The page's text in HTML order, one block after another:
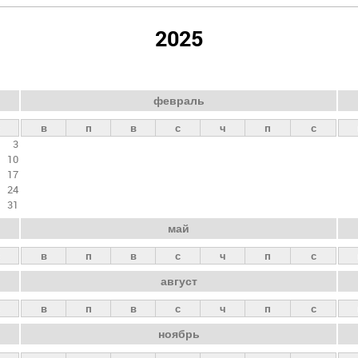
2025
3
10
17
24
31
февраль
в п в с ч п с
май
в п в с ч п с
август
в п в с ч п с
ноябрь